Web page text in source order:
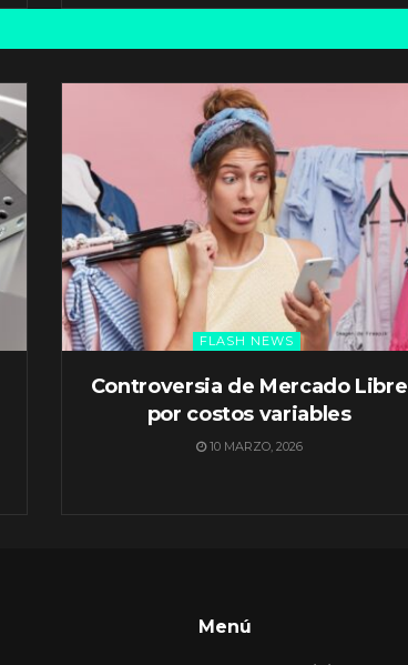
FLASH NEWS
Controversia de Mercado Libre
por costos variables
10 MARZO, 2026
Menú